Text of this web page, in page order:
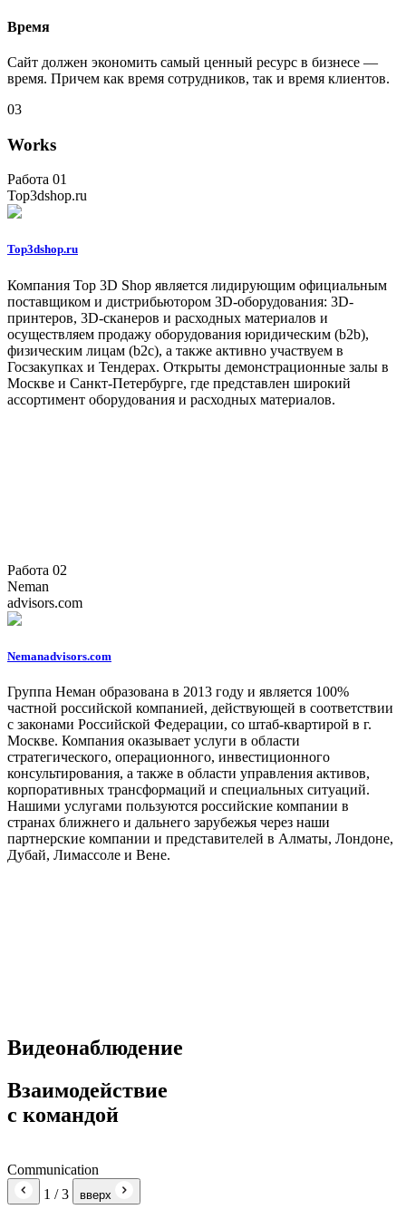
Время
Сайт должен экономить самый ценный ресурс в бизнесе —
время. Причем как время сотрудников, так и время клиентов.
03
Works
Работа 01
Top3dshop.ru
Top3dshop.ru
Компания Top 3D Shop является лидирующим официальным
поставщиком и дистрибьютором 3D-оборудования: 3D-
принтеров, 3D-сканеров и расходных материалов и
осуществляем продажу оборудования юридическим (b2b),
физическим лицам (b2c), а также активно участвуем в
Госзакупках и Тендерах. Открыты демонстрационные залы в
Москве и Санкт-Петербурге, где представлен широкий
ассортимент оборудования и расходных материалов.
Работа 02
Neman
advisors.com
Nemanadvisors.com
Группа Неман образована в 2013 году и является 100%
частной российской компанией, действующей в соответствии
с законами Российской Федерации, со штаб-квартирой в г.
Москве. Компания оказывает услуги в области
стратегического, операционного, инвестиционного
консультирования, а также в области управления активов,
корпоративных трансформаций и специальных ситуаций.
Нашими услугами пользуются российские компании в
странах ближнего и дальнего зарубежья через наши
партнерские компании и представителей в Алматы, Лондоне,
Дубай, Лимассоле и Вене.
Видеонаблюдение
Взаимодействие
с командой
Communication
1 / 3 вверх